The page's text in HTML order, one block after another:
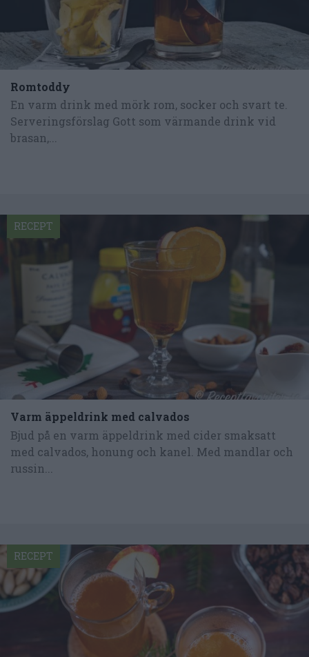
Romtoddy
En varm drink med mörk rom, socker och svart te.
Serveringsförslag Gott som värmande drink vid
brasan,...
Varm äppeldrink med calvados
Bjud på en varm äppeldrink med cider smaksatt
med calvados, honung och kanel. Med mandlar och
russin...
RECEPT
RECEPT